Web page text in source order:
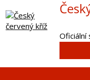
Oficiální